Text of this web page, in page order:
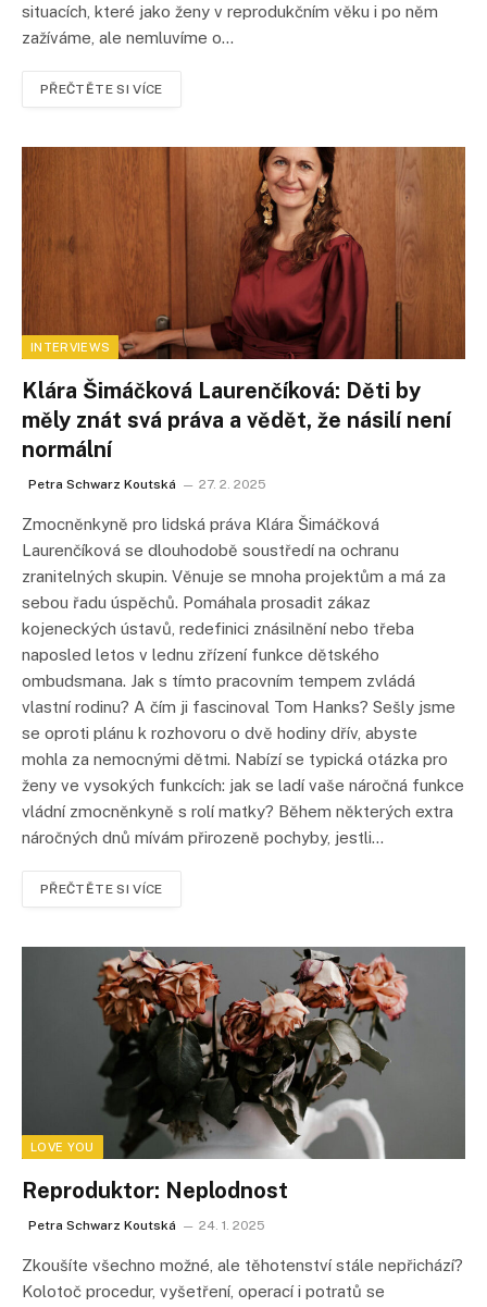
situacích, které jako ženy v reprodukčním věku i po něm
zažíváme, ale nemluvíme o…
PŘEČTĚTE SI VÍCE
INTERVIEWS
Klára Šimáčková Laurenčíková: Děti by
měly znát svá práva a vědět, že násilí není
normální
Petra Schwarz Koutská 27. 2. 2025
Zmocněnkyně pro lidská práva Klára Šimáčková
Laurenčíková se dlouhodobě soustředí na ochranu
zranitelných skupin. Věnuje se mnoha projektům a má za
sebou řadu úspěchů. Pomáhala prosadit zákaz
kojeneckých ústavů, redefinici znásilnění nebo třeba
naposled letos v lednu zřízení funkce dětského
ombudsmana. Jak s tímto pracovním tempem zvládá
vlastní rodinu? A čím ji fascinoval Tom Hanks? Sešly jsme
se oproti plánu k rozhovoru o dvě hodiny dřív, abyste
mohla za nemocnými dětmi. Nabízí se typická otázka pro
ženy ve vysokých funkcích: jak se ladí vaše náročná funkce
vládní zmocněnkyně s rolí matky? Během některých extra
náročných dnů mívám přirozeně pochyby, jestli…
PŘEČTĚTE SI VÍCE
LOVE YOU
Reproduktor: Neplodnost
Petra Schwarz Koutská 24. 1. 2025
Zkoušíte všechno možné, ale těhotenství stále nepřichází?
Kolotoč procedur, vyšetření, operací i potratů se